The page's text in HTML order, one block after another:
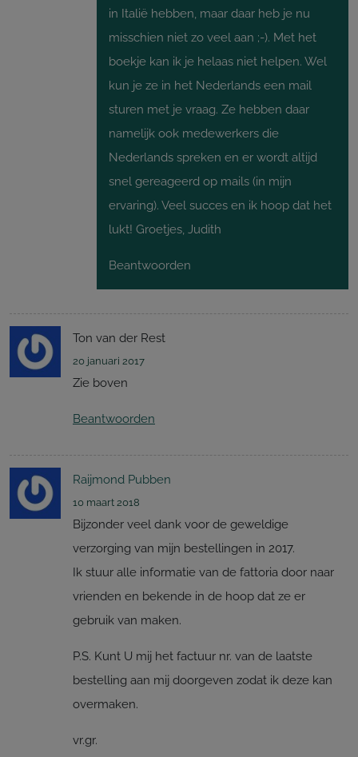
in Italië hebben, maar daar heb je nu
misschien niet zo veel aan ;-). Met het
boekje kan ik je helaas niet helpen. Wel
kun je ze in het Nederlands een mail
sturen met je vraag. Ze hebben daar
namelijk ook medewerkers die
Nederlands spreken en er wordt altijd
snel gereageerd op mails (in mijn
ervaring). Veel succes en ik hoop dat het
lukt! Groetjes, Judith
Beantwoorden
Ton van der Rest
20 januari 2017
Zie boven
Beantwoorden
Raijmond Pubben
10 maart 2018
Bijzonder veel dank voor de geweldige
verzorging van mijn bestellingen in 2017.
Ik stuur alle informatie van de fattoria door naar
vrienden en bekende in de hoop dat ze er
gebruik van maken.
P.S. Kunt U mij het factuur nr. van de laatste
bestelling aan mij doorgeven zodat ik deze kan
overmaken.
vr.gr.